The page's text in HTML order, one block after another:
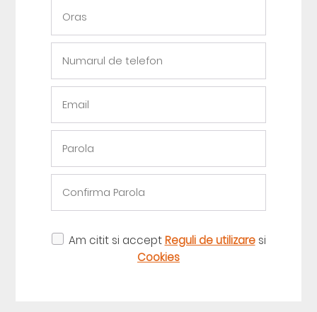
Am citit si acceptReguli de utilizaresi
Cookies